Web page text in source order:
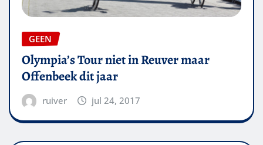
GEEN
Olympia’s Tour niet in Reuver maar
Offenbeek dit jaar
ruiver jul 24, 2017